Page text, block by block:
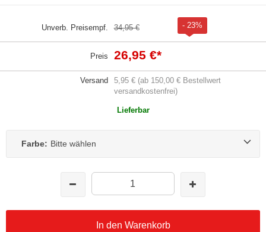
Unverb. Preisempf. 34,95 € - 23%
Preis 26,95 €*
Versand
5,95 € (ab 150,00 € Bestellwert
versandkostenfrei)
Lieferbar
Farbe: Bitte wählen
In den Warenkorb